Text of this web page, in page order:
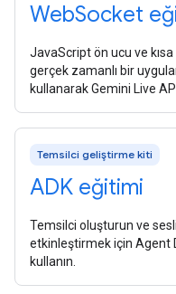
WebSocket
JavaScript ön ucu ve
gerçek zamanlı bir
kullanarak Gemini Live
Temsilci geliştirme kiti
ADK eğitimi
Temsilci oluşturun ve
etkinleştirmek için Agent
kullanın.